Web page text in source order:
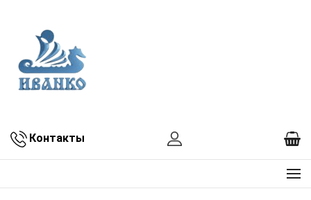
Контакты